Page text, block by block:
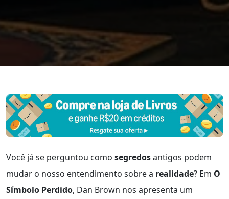
Você já se perguntou como segredosantigos podem
mudar o nosso entendimento sobre a realidade? Em O
Símbolo Perdido, Dan Brown nos apresenta um